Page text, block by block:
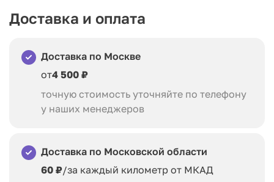
Доставка и оплата
Доставка по Москве
от4 500 ₽
точную стоимость уточняйте по телефону
у наших менеджеров
Доставка по Московской области
60 ₽/за каждый километр от МКАД